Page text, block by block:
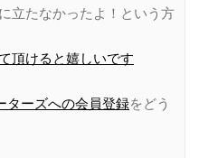
立たなかったよ！という方
頂けると嬉しいです
ターズへの会員登録をどう